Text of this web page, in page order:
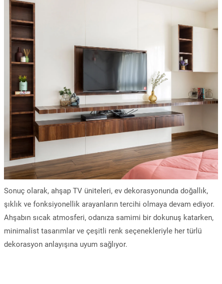
Sonuç olarak, ahşap TV üniteleri, ev dekorasyonunda doğallık,
şıklık ve fonksiyonellik arayanların tercihi olmaya devam ediyor.
Ahşabın sıcak atmosferi, odanıza samimi bir dokunuş katarken,
minimalist tasarımlar ve çeşitli renk seçenekleriyle her türlü
dekorasyon anlayışına uyum sağlıyor.